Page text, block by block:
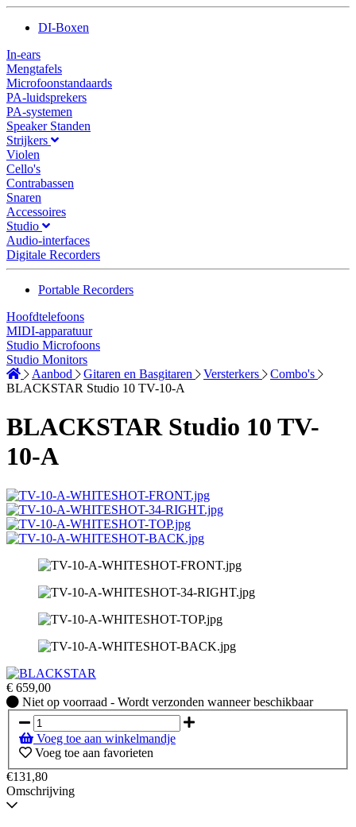
DI-Boxen
In-ears
Mengtafels
Microfoonstandaards
PA-luidsprekers
PA-systemen
Speaker Standen
Strijkers
Violen
Cello's
Contrabassen
Snaren
Accessoires
Studio
Audio-interfaces
Digitale Recorders
Portable Recorders
Hoofdtelefoons
MIDI-apparatuur
Studio Microfoons
Studio Monitors
Aanbod
Gitaren en Basgitaren Versterkers
Combo's
BLACKSTAR Studio 10 TV-10-A
BLACKSTAR Studio 10 TV-
10-A
€ 659,00
Niet
op
voorraad
-
Wordt
verzonden
wanneer
beschikbaar
Niet op voorraad - Wordt verzonden wanneer beschikbaar
Voeg toe aan winkelmandje
Voeg toe aan favorieten
€131,80
Omschrijving